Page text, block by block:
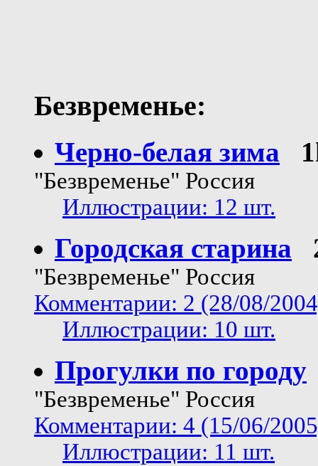
Безвременье:
Черно-белая зима
"Безвременье" Россия
Иллюстрации: 12 шт.
Городская старина
"Безвременье" Россия
Комментарии: 2 (28/08/
Иллюстрации: 10 шт.
Прогулки по городу
"Безвременье" Россия
Комментарии: 4 (15/06/
Иллюстрации: 11 шт.